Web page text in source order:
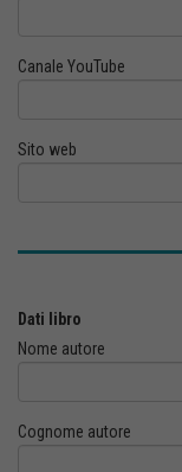
Canale YouTube
Sito web
Dati libro
Nome autore
Cognome autore